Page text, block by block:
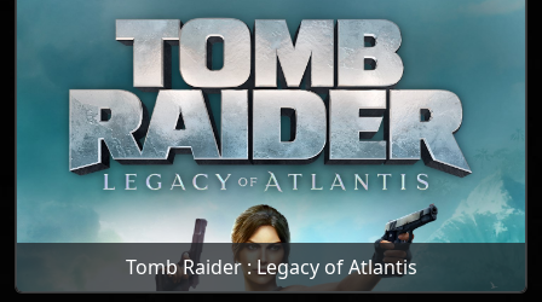
Tomb Raider : Legacy of Atlantis